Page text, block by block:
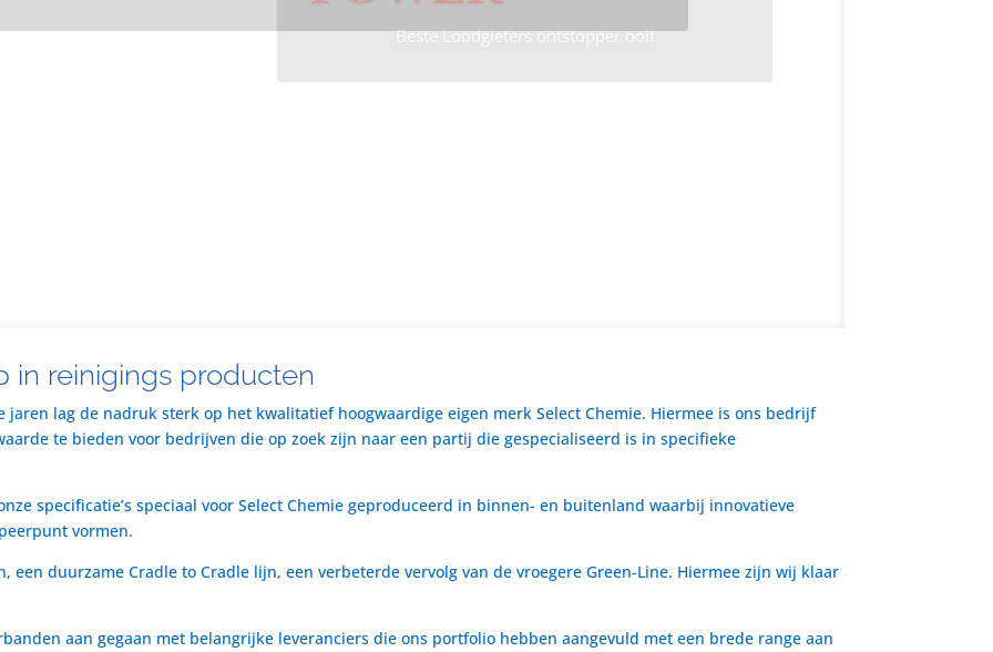
Beste Loodgieters ontstopper ooit
in reinigings producten
jaren lag de nadruk sterk op het kwalitatief hoogwaardige eigen merk Select Chemie. Hiermee is ons bedrijf
te bieden voor bedrijven die op zoek zijn naar een partij die gespecialiseerd is in specifieke
specificatie’s speciaal voor Select Chemie geproduceerd in binnen- en buitenland waarbij innovatieve
vormen.
een duurzame Cradle to Cradle lijn, een verbeterde vervolg van de vroegere Green-Line. Hiermee zijn wij klaar
aan gegaan met belangrijke leveranciers die ons portfolio hebben aangevuld met een brede range aan